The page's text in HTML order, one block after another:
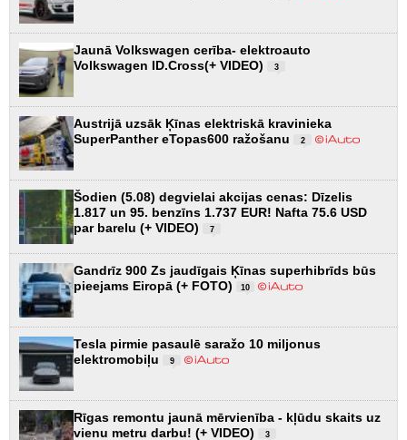
Jaunā Volkswagen cerība- elektroauto
Volkswagen ID.Cross(+ VIDEO)
3
Austrijā uzsāk Ķīnas elektriskā kravinieka
SuperPanther eTopas600 ražošanu
2
Šodien (5.08) degvielai akcijas cenas: Dīzelis
1.817 un 95. benzīns 1.737 EUR! Nafta 75.6 USD
par barelu (+ VIDEO)
7
Gandrīz 900 Zs jaudīgais Ķīnas superhibrīds būs
pieejams Eiropā (+ FOTO)
10
Tesla pirmie pasaulē saražo 10 miljonus
elektromobiļu
9
Rīgas remontu jaunā mērvienība - kļūdu skaits uz
vienu metru darbu! (+ VIDEO)
3